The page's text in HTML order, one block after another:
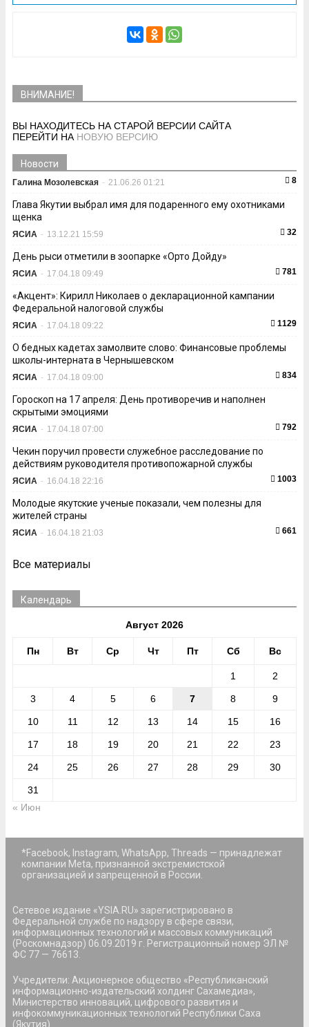
ВНИМАНИЕ!
ВЫ НАХОДИТЕСЬ НА СТАРОЙ ВЕРСИИ САЙТА
ПЕРЕЙТИ НА НОВУЮ ВЕРСИЮ
Новости
Галина Мозолевская - 21.06.26 01:21 8
Глава Якутии выбрал имя для подаренного ему охотниками
щенка
ЯСИА - 13.12.21 15:59 32
День рыси отметили в зоопарке «Орто Дойду»
ЯСИА - 17.04.18 09:49 781
«Акцент»: Кирилл Николаев о декларационной кампании
Федеральной налоговой службы
ЯСИА - 17.04.18 09:22 1129
О бедных кадетах замолвите слово: Финансовые проблемы
школы-интерната в Чернышевском
ЯСИА - 17.04.18 09:00 834
Гороскоп на 17 апреля: День противоречив и наполнен
скрытыми эмоциями
ЯСИА - 17.04.18 07:00 792
Чекин поручил провести служебное расследование по
действиям руководителя противопожарной службы
ЯСИА - 16.04.18 22:16 1003
Молодые якутские ученые показали, чем полезны для
жителей страны
ЯСИА - 16.04.18 21:03 661
Все материалы
Календарь
Август 2026
Пн Вт Ср Чт Пт Сб Вс
1 2
3 4 5 6 7 8 9
10 11 12 13 14 15 16
17 18 19 20 21 22 23
24 25 26 27 28 29 30
31
« Июн
*Facebook, Instagram, WhatsApp, Threads — принадлежат
компании Meta, признанной экстремистской
организацией и запрещенной в России.
Сетевое издание «YSIA.RU» зарегистрировано в
Федеральной службе по надзору в сфере связи,
информационных технологий и массовых коммуникаций
(Роскомнадзор) 06.09.2019 г. Регистрационный номер ЭЛ №
ФС 77 — 76613.
Учредители: Акционерное общество «Республиканский
информационно-издательский холдинг Сахамедиа»,
Министерство инноваций, цифрового развития и
инфокоммуникационных технологий Республики Саха
(Якутия).